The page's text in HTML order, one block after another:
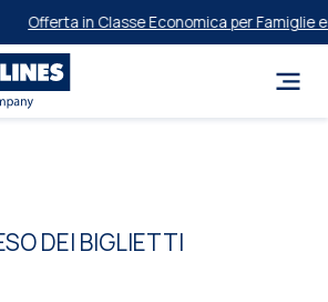
Offerta in Classe Economica per Famiglie
DEI BIGLIETTI